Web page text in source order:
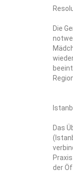
Die
Das
der